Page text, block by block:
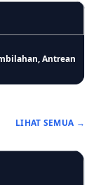
Antrean
Bangun
LIHAT SEMUA →